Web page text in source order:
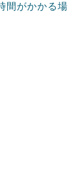
間がかかる場